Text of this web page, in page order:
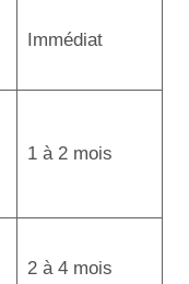
Immédiat
1 à 2 mois
2 à 4 mois